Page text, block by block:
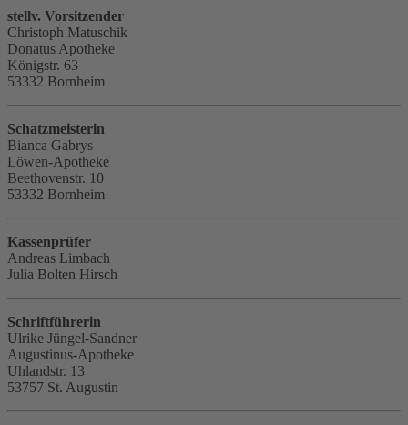
stellv. Vorsitzender
Christoph Matuschik
Donatus Apotheke
Königstr. 63
53332 Bornheim
Schatzmeisterin
Bianca Gabrys
Löwen-Apotheke
Beethovenstr. 10
53332 Bornheim
Kassenprüfer
Andreas Limbach
Julia Bolten Hirsch
Schriftführerin
Ulrike Jüngel-Sandner
Augustinus-Apotheke
Uhlandstr. 13
53757 St. Augustin